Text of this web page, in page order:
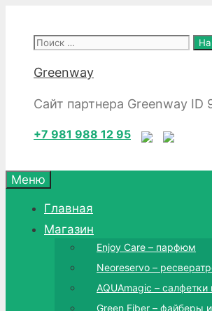
содержимому
Поиск:
Greenway
Сайт партнера Greenway ID
+7 981 988 12 95
Меню
Главная
Магазин
Enjoy Care – парфюм
Neoreservo –
AQUAmagic –
Green Fiber – файберы